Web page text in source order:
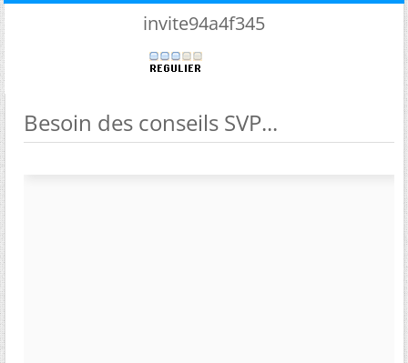
invite94a4f345
Besoin des conseils SVP...